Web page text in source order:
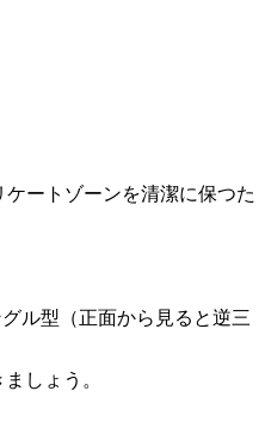
ートゾーンを清潔に保つた
ル型（正面から見ると逆三
しょう。